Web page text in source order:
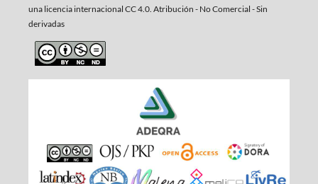
una licencia internacional CC 4.0. Atribución - No Comercial - Sin
derivadas